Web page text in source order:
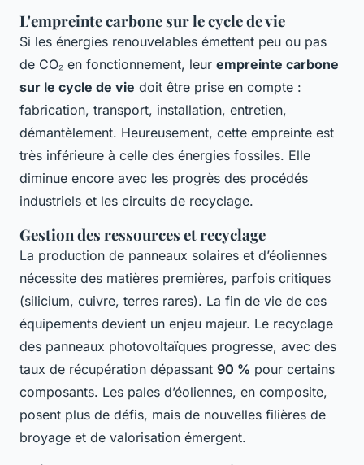
L'empreinte carbone sur le cycle de vie
Si les énergies renouvelables émettent peu ou pas
de CO₂ en fonctionnement, leur empreinte carbone
sur le cycle de vie doit être prise en compte :
fabrication, transport, installation, entretien,
démantèlement. Heureusement, cette empreinte est
très inférieure à celle des énergies fossiles. Elle
diminue encore avec les progrès des procédés
industriels et les circuits de recyclage.
Gestion des ressources et recyclage
La production de panneaux solaires et d’éoliennes
nécessite des matières premières, parfois critiques
(silicium, cuivre, terres rares). La fin de vie de ces
équipements devient un enjeu majeur. Le recyclage
des panneaux photovoltaïques progresse, avec des
taux de récupération dépassant 90 % pour certains
composants. Les pales d’éoliennes, en composite,
posent plus de défis, mais de nouvelles filières de
broyage et de valorisation émergent.